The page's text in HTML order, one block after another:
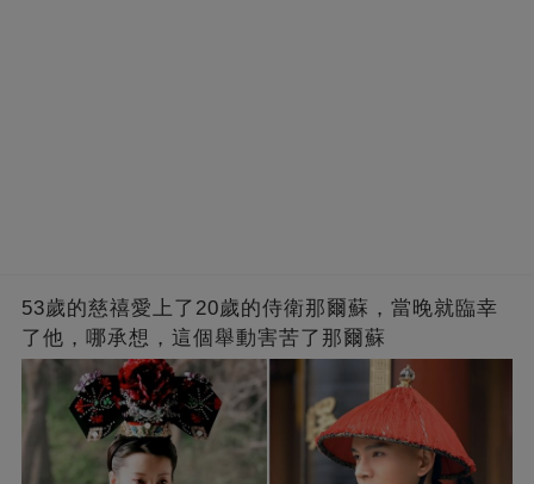
53歲的慈禧愛上了20歲的侍衛那爾蘇，當晚就臨幸
了他，哪承想，這個舉動害苦了那爾蘇